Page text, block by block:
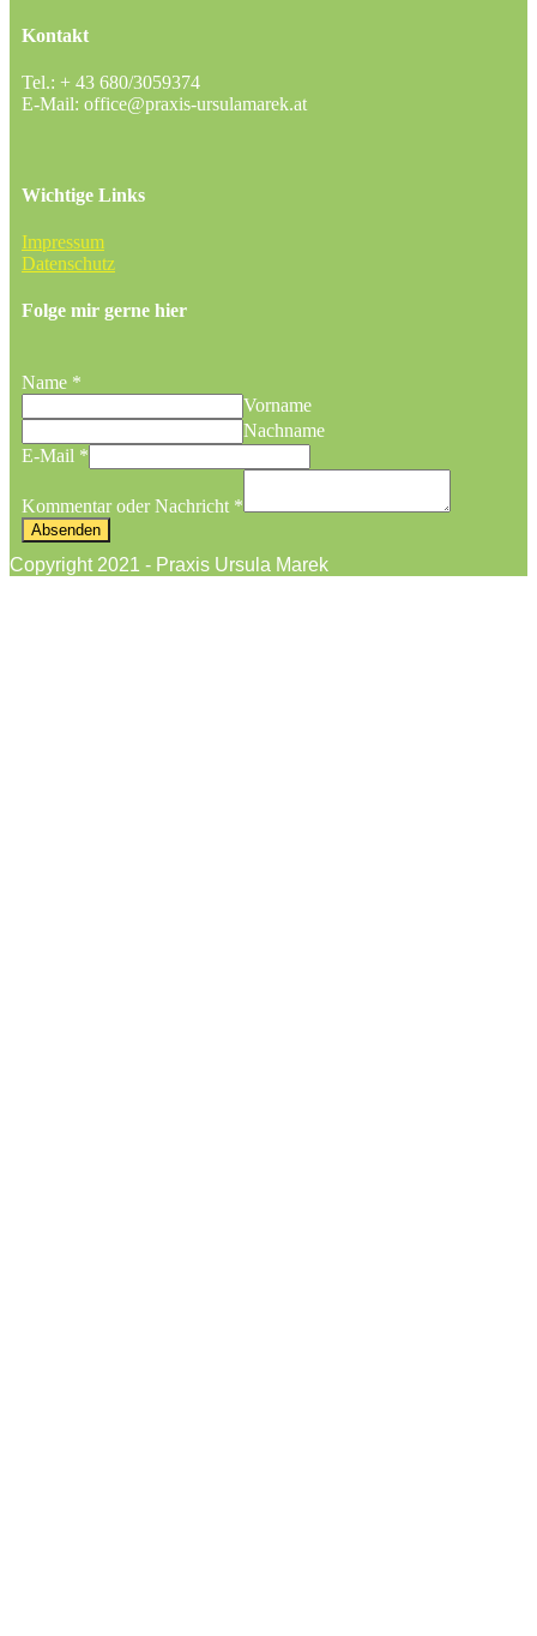
Kontakt
Tel.: + 43 680/3059374
E-Mail: office@praxis-ursulamarek.at
Wichtige Links
Impressum
Datenschutz
Folge mir gerne hier
Name *
Vorname
Nachname
E-Mail *
Kommentar oder Nachricht *
Absenden
Copyright 2021 - Praxis Ursula Marek